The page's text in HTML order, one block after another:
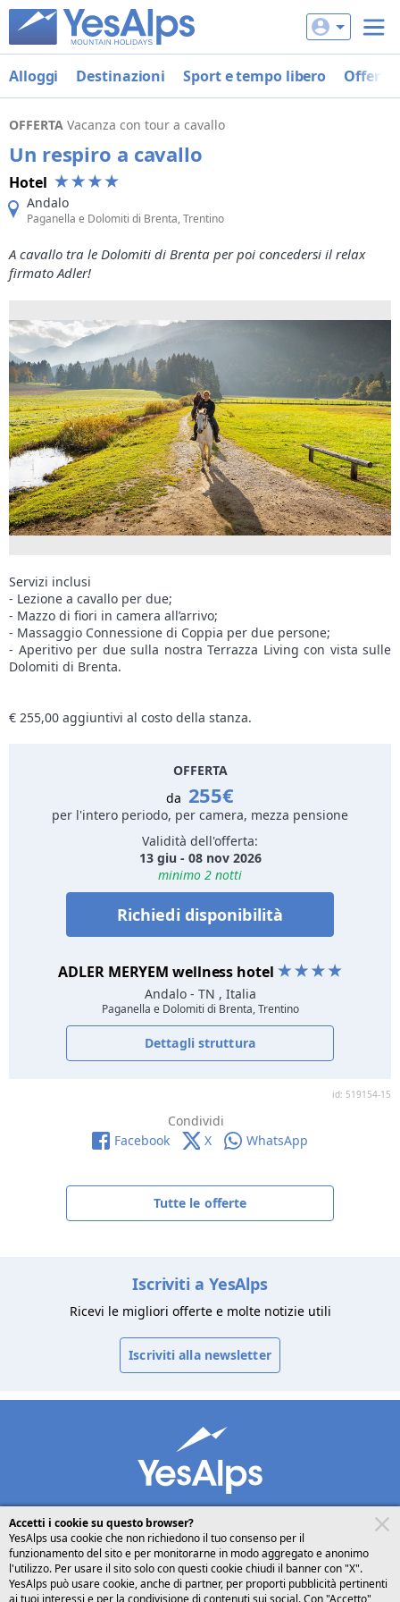
Alloggi Destinazioni Sport e tempo libero Offerte
OFFERTA Vacanza con tour a cavallo
Un respiro a cavallo
Hotel
Andalo
Paganella e Dolomiti di Brenta, Trentino
A cavallo tra le Dolomiti di Brenta per poi concedersi il relax
firmato Adler!
Servizi inclusi
- Lezione a cavallo per due;
- Mazzo di fiori in camera all’arrivo;
- Massaggio Connessione di Coppia per due persone;
- Aperitivo per due sulla nostra Terrazza Living con vista sulle
Dolomiti di Brenta.
€ 255,00 aggiuntivi al costo della stanza.
OFFERTA
da 255€
per l'intero periodo, per camera, mezza pensione
Validità dell'offerta:
13 giu - 08 nov 2026
minimo 2 notti
Richiedi disponibilità
ADLER MERYEM wellness hotel
Andalo - TN , Italia
Paganella e Dolomiti di Brenta, Trentino
Dettagli struttura
id: 519154-15
Condividi
Facebook
X WhatsApp
Tutte le offerte
Iscriviti a YesAlps
Ricevi le migliori offerte e molte notizie utili
Iscriviti alla newsletter
desktop seguici su condividi
Accetti i cookie su questo browser?
YesAlps usa cookie che non richiedono il tuo consenso per il
funzionamento del sito e per monitorarne in modo aggregato e anonimo
l'utilizzo. Per usare il sito solo con questi cookie chiudi il banner con "X".
YesAlps può usare cookie, anche di partner, per proporti pubblicità pertinenti
ai tuoi interessi e per la condivisione di contenuti sui social. Con "Accetto"